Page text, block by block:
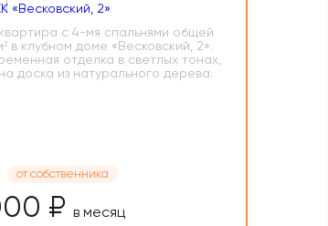
«Весковский, 2»
с 4-мя спальнями общей
в клубном доме «Весковский, 2».
отделка в светлых тонах,
доска из натурального дерева.
от собственника
₽ в месяц